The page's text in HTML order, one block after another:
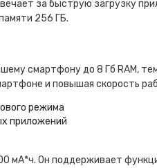
за быструю загрузку
256 ГБ.
смартфону до 8 Гб RAM,
и повышая скорость
режима
приложений
мА*ч. Он поддерживает